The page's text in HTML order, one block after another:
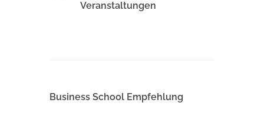
Veranstaltungen
Business School Empfehlung